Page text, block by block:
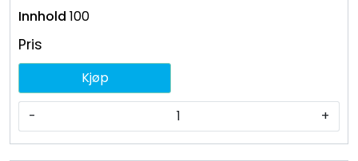
100
Pris
- +
Kjøp